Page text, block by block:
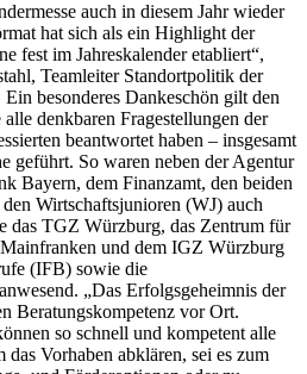
auch in diesem Jahr wieder
hat sich als ein Highlight der
fest im Jahreskalender etabliert“,
Teamleiter Standortpolitik der
besonderes Dankeschön gilt den
denkbaren Fragestellungen der
beantwortet haben – insgesamt
geführt. So waren neben der Agentur
Bayern, dem Finanzamt, den beiden
Wirtschaftsjunioren (WJ) auch
das TGZ Würzburg, das Zentrum für
und dem IGZ Würzburg
(IFB) sowie die
„Das Erfolgsgeheimnis der
Beratungskompetenz vor Ort.
so schnell und kompetent alle
Vorhaben abklären, sei es zum